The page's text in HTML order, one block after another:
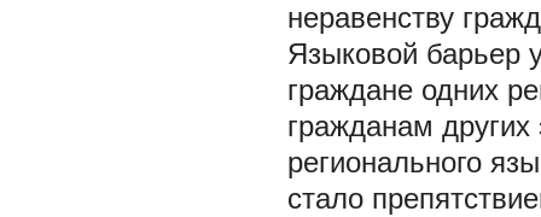
неравенству
Языковой барьер
граждане одних
гражданам других
регионального
стало